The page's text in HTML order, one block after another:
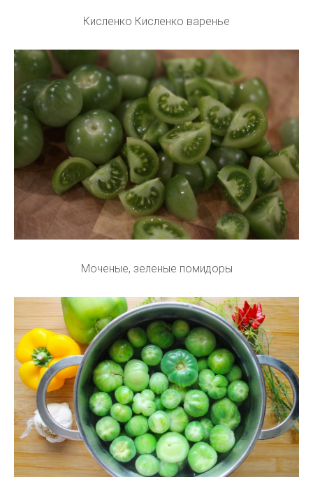
Кисленко Кисленко варенье
Моченые, зеленые помидоры